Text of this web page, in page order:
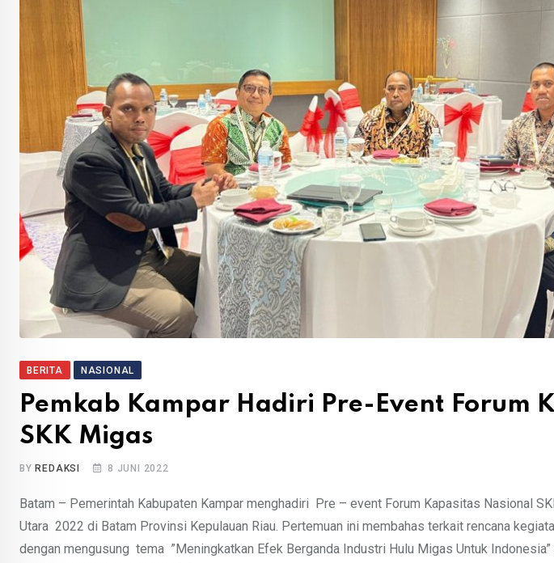
BERITA NASIONAL
Pemkab Kampar Hadiri Pre-Event Forum
SKK Migas
BY REDAKSI 8 JUNI 2022
Batam – Pemerintah Kabupaten Kampar menghadiri Pre – event Forum Kapasitas Nasional
Utara 2022 di Batam Provinsi Kepulauan Riau. Pertemuan ini membahas terkait rencana
dengan mengusung tema ”Meningkatkan Efek Berganda Industri Hulu Migas Untuk